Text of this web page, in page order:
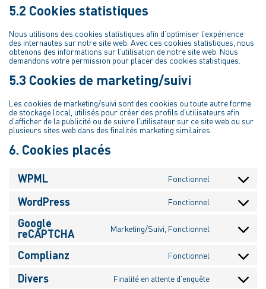
5.2 Cookies statistiques
Nous utilisons des cookies statistiques afin d’optimiser l’expérience
des internautes sur notre site web. Avec ces cookies statistiques, nous
obtenons des informations sur l’utilisation de notre site web. Nous
demandons votre permission pour placer des cookies statistiques.
5.3 Cookies de marketing/suivi
Les cookies de marketing/suivi sont des cookies ou toute autre forme
de stockage local, utilisés pour créer des profils d’utilisateurs afin
d’afficher de la publicité ou de suivre l’utilisateur sur ce site web ou sur
plusieurs sites web dans des finalités marketing similaires.
6. Cookies placés
WPML Fonctionnel
Consent
service
WordPress Fonctionnel
Consent
wordpress
Google
reCAPTCHA
Marketing/Suivi, Fonctionnel
Consent
google-
Complianz Fonctionnel
Consent
service
complianz
Divers Finalité en attente d’enquête
Consent